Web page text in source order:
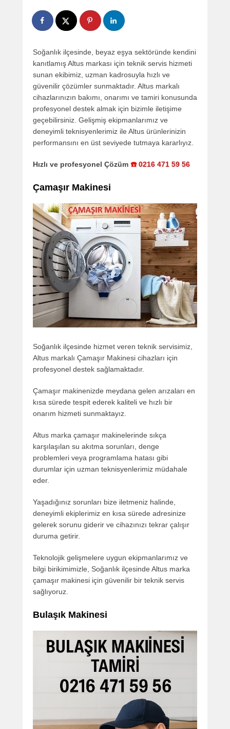
Soğanlık ilçesinde, beyaz eşya sektöründe kendini
kanıtlamış Altus markası için teknik servis hizmeti
sunan ekibimiz, uzman kadrosuyla hızlı ve
güvenilir çözümler sunmaktadır. Altus markalı
cihazlarınızın bakımı, onarımı ve tamiri konusunda
profesyonel destek almak için bizimle iletişime
geçebilirsiniz. Gelişmiş ekipmanlarımız ve
deneyimli teknisyenlerimiz ile Altus ürünlerinizin
performansını en üst seviyede tutmaya kararlıyız.
Hızlı ve profesyonel Çözüm ☎️ 0216 471 59 56
Çamaşır Makinesi
Soğanlık ilçesinde hizmet veren teknik servisimiz,
Altus markalı Çamaşır Makinesi cihazları için
profesyonel destek sağlamaktadır.
Çamaşır makinenizde meydana gelen arızaları en
kısa sürede tespit ederek kaliteli ve hızlı bir
onarım hizmeti sunmaktayız.
Altus marka çamaşır makinelerinde sıkça
karşılaşılan su akıtma sorunları, denge
problemleri veya programlama hatası gibi
durumlar için uzman teknisyenlerimiz müdahale
eder.
Yaşadığınız sorunları bize iletmeniz halinde,
deneyimli ekiplerimiz en kısa sürede adresinize
gelerek sorunu giderir ve cihazınızı tekrar çalışır
duruma getirir.
Teknolojik gelişmelere uygun ekipmanlarımız ve
bilgi birikimimizle, Soğanlık ilçesinde Altus marka
çamaşır makinesi için güvenilir bir teknik servis
sağlıyoruz.
Bulaşık Makinesi